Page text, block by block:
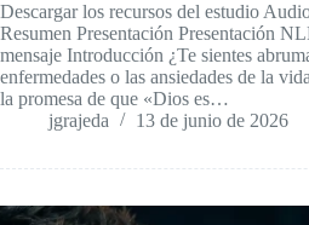
Descargar los recursos del estudio
Resumen Presentación Presentación
mensaje Introducción ¿Te sientes
enfermedades o las ansiedades de la
la promesa de que «Dios es…
jgrajeda
13 de junio de 2026